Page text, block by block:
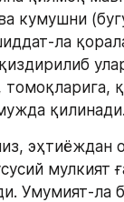
кумушни
ла
томоқларига,
эҳтиёждан
мулкият
Умумият-ла